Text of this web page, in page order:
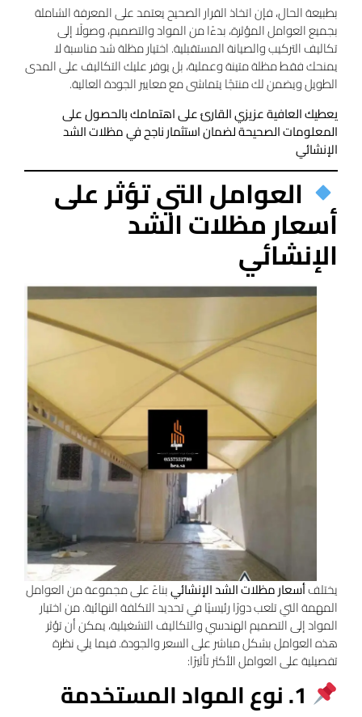
بطبيعة الحال، فإن اتخاذ القرار الصحيح يعتمد على المعرفة الشاملة
بجميع العوامل المؤثرة، بدءًا من المواد والتصميم، وصولًا إلى
تكاليف التركيب والصيانة المستقبلية. اختيار مظلة شد مناسبة لا
يمنحك فقط مظلة متينة وعملية، بل يوفر عليك التكاليف على المدى
الطويل ويضمن لك منتجًا يتماشى مع معايير الجودة العالية.
يعطيك العافية عزيزي القارئ على اهتمامك بالحصول على
المعلومات الصحيحة لضمان استثمار ناجح في مظلات الشد
الإنشائي
العوامل التي تؤثر على
أسعار مظلات الشد
الإنشائي
يختلفأسعار مظلات الشد الإنشائيبناءً على مجموعة من العوامل
المهمة التي تلعب دورًا رئيسيًا في تحديد التكلفة النهائية. من اختيار
المواد إلى التصميم الهندسي والتكاليف التشغيلية، يمكن أن تؤثر
هذه العوامل بشكل مباشر على السعر والجودة. فيما يلي نظرة
تفصيلية على العوامل الأكثر تأثيرًا: